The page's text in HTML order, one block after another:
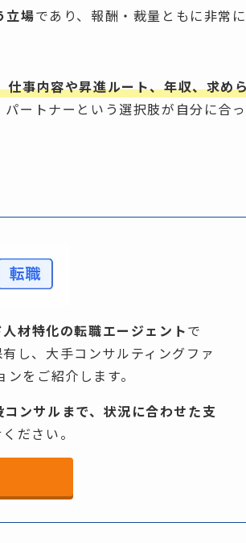
立場であり、報酬・裁量ともに非常に
事内容や昇進ルート、年収、求め
ートナーという選択肢が自分に合っ
材特化の転職エージェントで
し、​大手コンサルティングファ
を​ご紹介します。​
ンサルまで、 状況に合わせた支
ださい。​